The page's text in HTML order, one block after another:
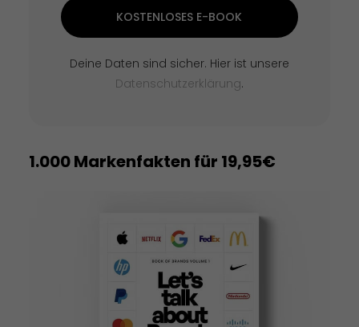
KOSTENLOSES E-BOOK
Deine Daten sind sicher. Hier ist unsere
Datenschutzerklärung.
1.000 Markenfakten für 19,95€